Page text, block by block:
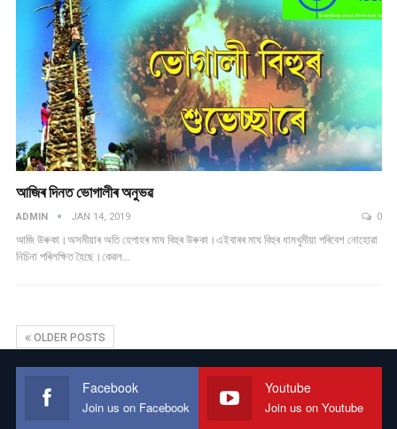
আজিৰ দিনত ভোগালীৰ অনুভৱ
ADMIN JAN 14, 2019 0
আজি উৰুকা।অসমীয়াৰ অতি হেপাহৰ মাঘ বিহুৰ উৰুকা।এইবাৰৰ মাঘ বিহুৰ ধামখুমীয়া পৰিবেশ নোহোৱা
নিচিনা পৰিলক্ষিত হৈছে।কেৱল…
OLDER POSTS
Facebook
Join us on Facebook
Youtube
Join us on Youtube